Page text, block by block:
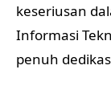
keseriusan
Informasi
penuh